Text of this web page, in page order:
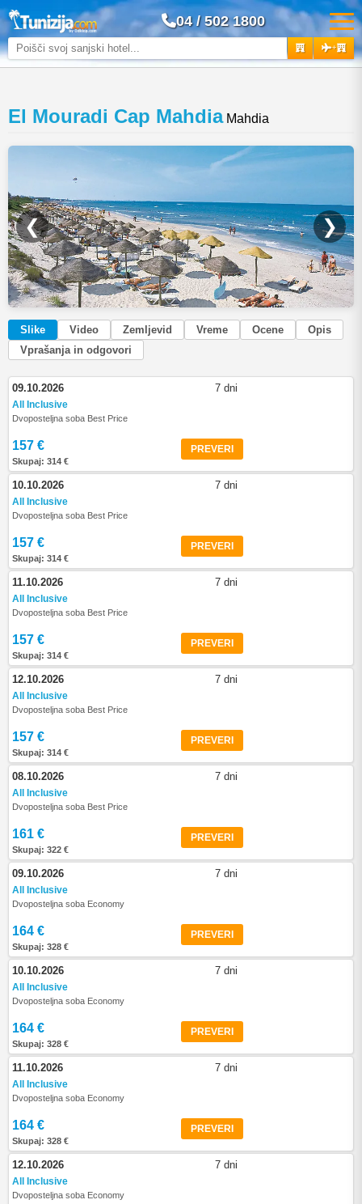
04 / 502 1800
+
El Mouradi Cap Mahdia Mahdia
❮ ❯
Slike Video Zemljevid Vreme Ocene
Opis
Vprašanja in odgovori
09.10.2026 7 dni
All Inclusive
Dvoposteljna soba Best Price
157 €
Skupaj: 314 €
PREVERI
10.10.2026 7 dni
All Inclusive
Dvoposteljna soba Best Price
157 €
Skupaj: 314 €
PREVERI
11.10.2026 7 dni
All Inclusive
Dvoposteljna soba Best Price
157 €
Skupaj: 314 €
PREVERI
12.10.2026 7 dni
All Inclusive
Dvoposteljna soba Best Price
157 €
Skupaj: 314 €
PREVERI
08.10.2026 7 dni
All Inclusive
Dvoposteljna soba Best Price
161 €
Skupaj: 322 €
PREVERI
09.10.2026 7 dni
All Inclusive
Dvoposteljna soba Economy
164 €
Skupaj: 328 €
PREVERI
10.10.2026 7 dni
All Inclusive
Dvoposteljna soba Economy
164 €
Skupaj: 328 €
PREVERI
11.10.2026 7 dni
All Inclusive
Dvoposteljna soba Economy
164 €
Skupaj: 328 €
PREVERI
12.10.2026 7 dni
All Inclusive
Dvoposteljna soba Economy